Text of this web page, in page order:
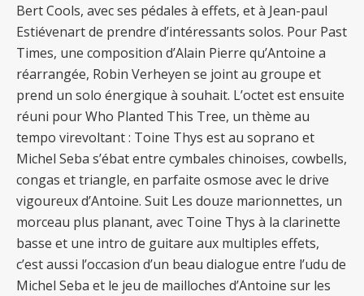
Bert Cools, avec ses pédales à effets, et à Jean-paul
Estiévenart de prendre d’intéressants solos. Pour Past
Times, une composition d’Alain Pierre qu’Antoine a
réarrangée, Robin Verheyen se joint au groupe et
prend un solo énergique à souhait. L’octet est ensuite
réuni pour Who Planted This Tree, un thème au
tempo virevoltant : Toine Thys est au soprano et
Michel Seba s’ébat entre cymbales chinoises, cowbells,
congas et triangle, en parfaite osmose avec le drive
vigoureux d’Antoine. Suit Les douze marionnettes, un
morceau plus planant, avec Toine Thys à la clarinette
basse et une intro de guitare aux multiples effets,
c’est aussi l’occasion d’un beau dialogue entre l’udu de
Michel Seba et le jeu de mailloches d’Antoine sur les